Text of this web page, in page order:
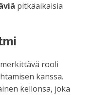
pitkäaikaisia
rooli
kanssa.
kellonsa, joka